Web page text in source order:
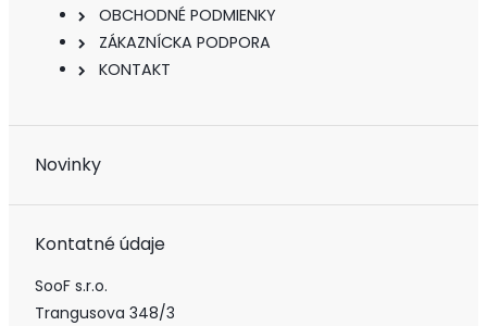
OBCHODNÉ PODMIENKY
ZÁKAZNÍCKA PODPORA
KONTAKT
Novinky
Kontatné údaje
SooF s.r.o.
Trangusova 348/3